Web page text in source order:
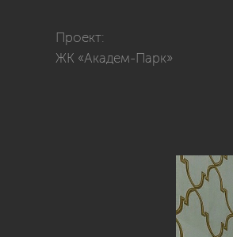
Проект:
ЖК «Академ-Парк»